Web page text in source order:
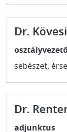
Dr.
sebészet,
Dr.
adjunktus